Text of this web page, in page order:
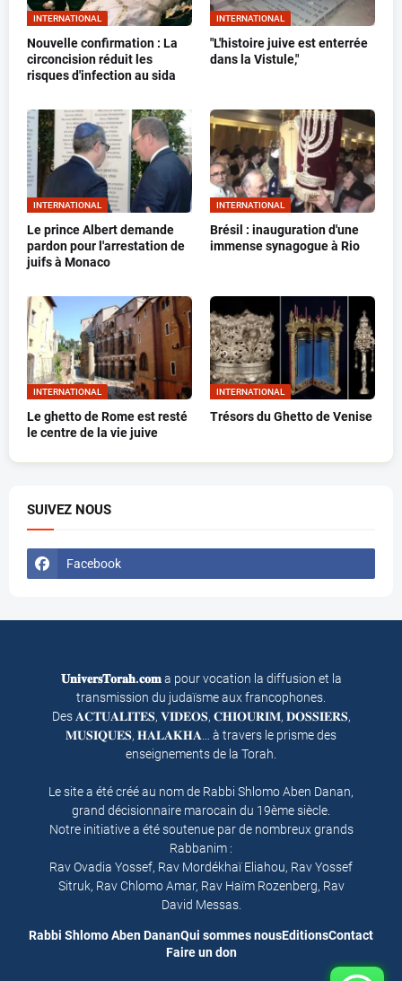
INTERNATIONAL
Nouvelle confirmation : La
circoncision réduit les
risques d'infection au sida
INTERNATIONAL
"L'histoire juive est enterrée
dans la Vistule,"
INTERNATIONAL
Le prince Albert demande
pardon pour l'arrestation de
juifs à Monaco
INTERNATIONAL
Brésil : inauguration d'une
immense synagogue à Rio
INTERNATIONAL
Le ghetto de Rome est resté
le centre de la vie juive
INTERNATIONAL
Trésors du Ghetto de Venise
SUIVEZ NOUS
Facebook
𝐔𝐧𝐢𝐯𝐞𝐫𝐬𝐓𝐨𝐫𝐚𝐡.𝐜𝐨𝐦a pour vocation la diffusion et la
transmission du judaïsme aux francophones.
Des 𝐀𝐂𝐓𝐔𝐀𝐋𝐈𝐓𝐄𝐒, 𝐕𝐈𝐃𝐄𝐎𝐒, 𝐂𝐇𝐈𝐎𝐔𝐑𝐈𝐌, 𝐃𝐎𝐒𝐒𝐈𝐄𝐑𝐒,
𝐌𝐔𝐒𝐈𝐐𝐔𝐄𝐒, 𝐇𝐀𝐋𝐀𝐊𝐇𝐀… à travers le prisme des
enseignements de la Torah.
Le site a été créé au nom de Rabbi Shlomo Aben Danan,
grand décisionnaire marocain du 19ème siècle.
Notre initiative a été soutenue par de nombreux grands
Rabbanim :
Rav Ovadia Yossef, Rav Mordékhaï Eliahou, Rav Yossef
Sitruk, Rav Chlomo Amar, Rav Haïm Rozenberg, Rav
David Messas.
Rabbi Shlomo Aben DananQui sommes nousEditionsContact
Faire un don